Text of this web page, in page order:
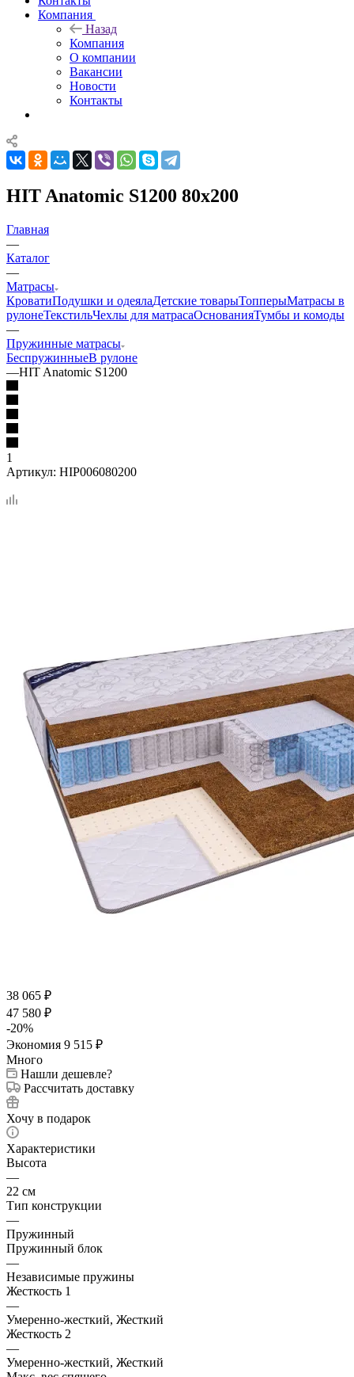
Компания
Назад
Компания
О компании
Вакансии
Новости
Контакты
HIT Anatomic S1200 80x200
Главная
—
Каталог
—
Матрасы
КроватиПодушки и одеялаДетские товарыТопперыМатрасы в
рулонеТекстильЧехлы для матрасаОснованияТумбы и комоды
—
Пружинные матрасы
БеспружинныеВ рулоне
—HIT Anatomic S1200
1
Артикул: HIP006080200
38 065 ₽
47 580 ₽
-20%
Экономия 9 515 ₽
Много
Нашли дешевле?
Рассчитать доставку
Хочу в подарок
Характеристики
Высота
—
22 см
Тип конструкции
—
Пружинный
Пружинный блок
—
Независимые пружины
Жесткость 1
—
Умеренно-жесткий, Жесткий
Жесткость 2
—
Умеренно-жесткий, Жесткий